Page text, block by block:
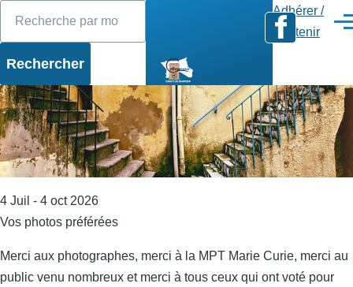
Adhérer /
Soutenir
Diaporama
4 Juil - 4 oct 2026
Vos photos préférées
Merci aux photographes, merci à la MPT Marie Curie, merci au
public venu nombreux et merci à tous ceux qui ont voté pour